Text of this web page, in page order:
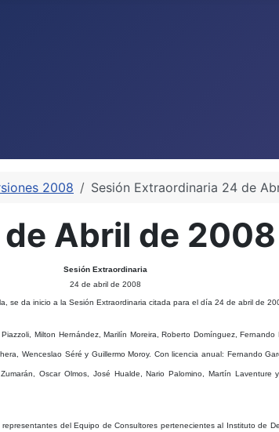
2008 Sesión Extraordinaria 24 de
Abril de 2008
Sesión Extraordinaria
24 de abril de 2008
se da inicio a la Sesión Extraordinaria citada para el día 24 de abril de
Milton Hernández, Marilín Moreira, Roberto Domínguez,
Wenceslao Séré y Guillermo Moroy. Con licencia anual: Fernando
Oscar Olmos, José Hualde, Nario Palomino, Martín
del Equipo de Consultores pertenecientes al Instituto de